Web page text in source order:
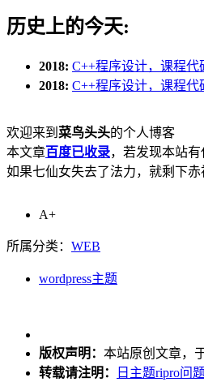
历史上的今天:
2018: C++程序设计，课程代
2018: C++程序设计，课程代
欢迎来到 菜鸟头头的个人博客
本文章百度已收录，若发现本站
如果七仙女失去了法力，就剩下赤
A+
所属分类： WEB
wordpress主题
版权声明： 本站原创文章，
转载请注明：
日主题ripro问